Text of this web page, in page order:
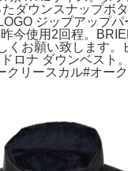
ダウンスナップボ
ジップアップパ
使用2回程。
お願い致します。
ロナ ダウンベスト
リースカル#オー